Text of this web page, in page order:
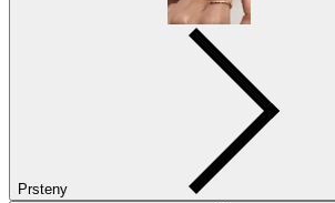
Prsteny